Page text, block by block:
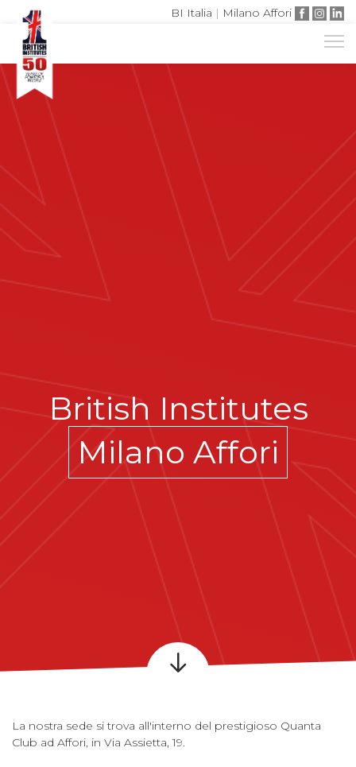
BI Italia | Milano Affori
British Institutes
Milano Affori
La nostra sede si trova all'interno del prestigioso Quanta
Club ad Affori, in Via Assietta, 19.